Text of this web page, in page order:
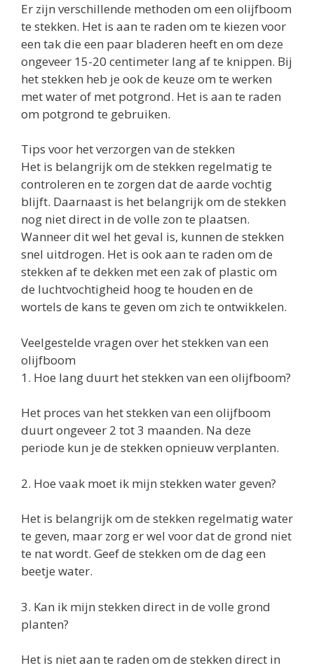
Er zijn verschillende methoden om een olijfboom
te stekken. Het is aan te raden om te kiezen voor
een tak die een paar bladeren heeft en om deze
ongeveer 15-20 centimeter lang af te knippen. Bij
het stekken heb je ook de keuze om te werken
met water of met potgrond. Het is aan te raden
om potgrond te gebruiken.
Tips voor het verzorgen van de stekken
Het is belangrijk om de stekken regelmatig te
controleren en te zorgen dat de aarde vochtig
blijft. Daarnaast is het belangrijk om de stekken
nog niet direct in de volle zon te plaatsen.
Wanneer dit wel het geval is, kunnen de stekken
snel uitdrogen. Het is ook aan te raden om de
stekken af te dekken met een zak of plastic om
de luchtvochtigheid hoog te houden en de
wortels de kans te geven om zich te ontwikkelen.
Veelgestelde vragen over het stekken van een
olijfboom
1. Hoe lang duurt het stekken van een olijfboom?
Het proces van het stekken van een olijfboom
duurt ongeveer 2 tot 3 maanden. Na deze
periode kun je de stekken opnieuw verplanten.
2. Hoe vaak moet ik mijn stekken water geven?
Het is belangrijk om de stekken regelmatig water
te geven, maar zorg er wel voor dat de grond niet
te nat wordt. Geef de stekken om de dag een
beetje water.
3. Kan ik mijn stekken direct in de volle grond
planten?
Het is niet aan te raden om de stekken direct in